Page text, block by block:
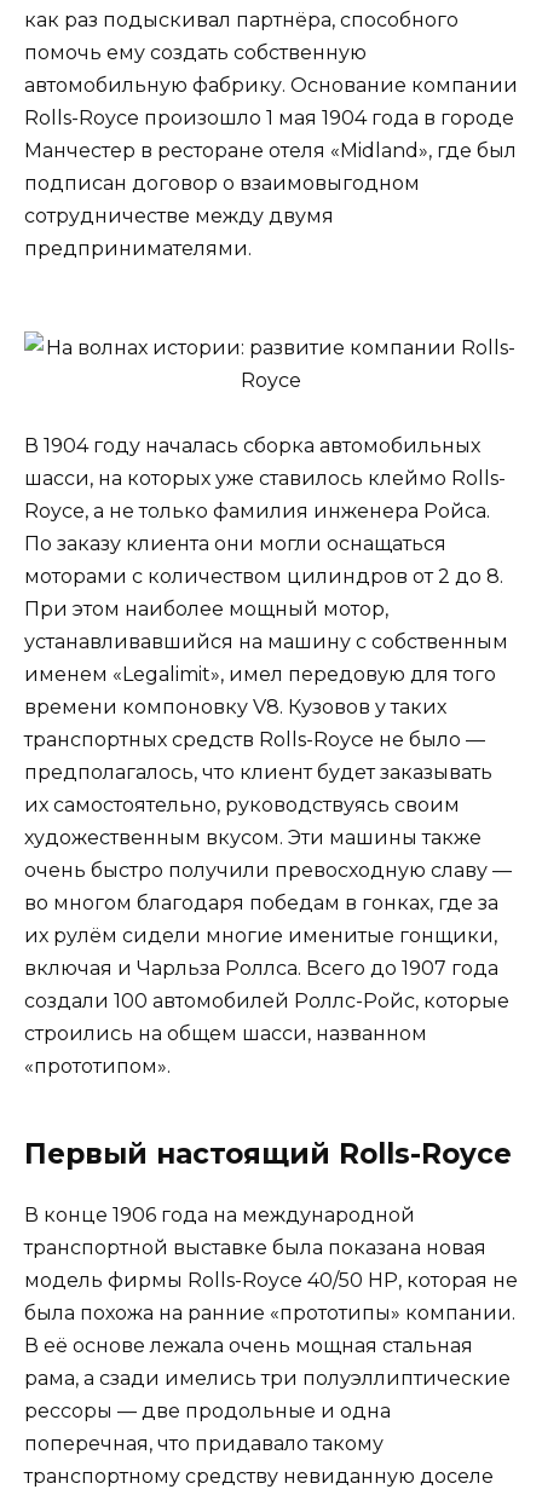
как раз подыскивал партнёра, способного
помочь ему создать собственную
автомобильную фабрику. Основание компании
Rolls-Royce произошло 1 мая 1904 года в городе
Манчестер в ресторане отеля «Midland», где был
подписан договор о взаимовыгодном
сотрудничестве между двумя
предпринимателями.
В 1904 году началась сборка автомобильных
шасси, на которых уже ставилось клеймо Rolls-
Royce, а не только фамилия инженера Ройса.
По заказу клиента они могли оснащаться
моторами с количеством цилиндров от 2 до 8.
При этом наиболее мощный мотор,
устанавливавшийся на машину с собственным
именем «Legalimit», имел передовую для того
времени компоновку V8. Кузовов у таких
транспортных средств Rolls-Royce не было —
предполагалось, что клиент будет заказывать
их самостоятельно, руководствуясь своим
художественным вкусом. Эти машины также
очень быстро получили превосходную славу —
во многом благодаря победам в гонках, где за
их рулём сидели многие именитые гонщики,
включая и Чарльза Роллса. Всего до 1907 года
создали 100 автомобилей Роллс-Ройс, которые
строились на общем шасси, названном
«прототипом».
Первый настоящий Rolls-Royce
В конце 1906 года на международной
транспортной выставке была показана новая
модель фирмы Rolls-Royce 40/50 HP, которая не
была похожа на ранние «прототипы» компании.
В её основе лежала очень мощная стальная
рама, а сзади имелись три полуэллиптические
рессоры — две продольные и одна
поперечная, что придавало такому
транспортному средству невиданную доселе